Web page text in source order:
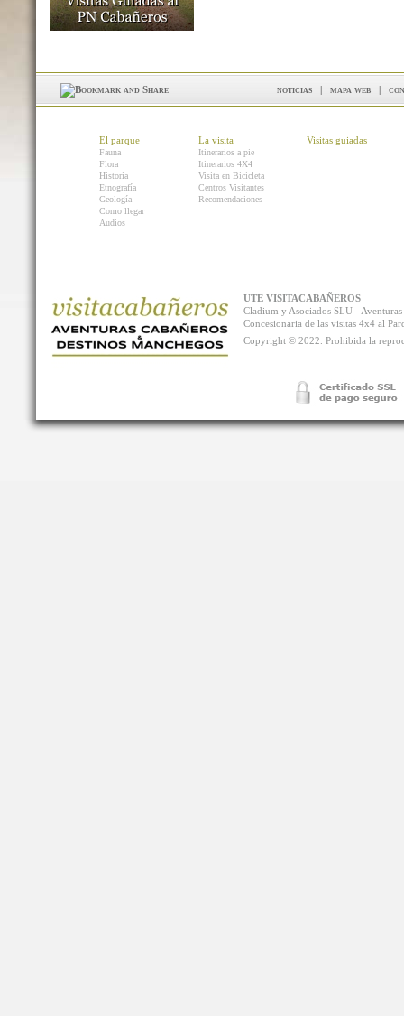
noticias | mapa web |
El parque
Fauna
Flora
Historia
Etnografía
Geología
Como llegar
Audios
La visita
Itinerarios a pie
Itinerarios 4X4
Visita en Bicicleta
Centros Visitantes
Recomendaciones
Visitas guiadas
UTE VISITACABAÑEROS
Cladium y Asociados SLU -
Concesionaria de las visitas 4x4 al
Copyright © 2022. Prohibida la